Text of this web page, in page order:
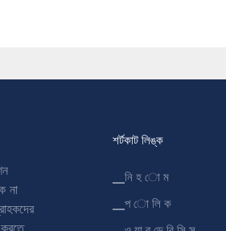
না
শর্টকাট লিঙ্ক
▁নি হ ো ম
▁প ো লি ক